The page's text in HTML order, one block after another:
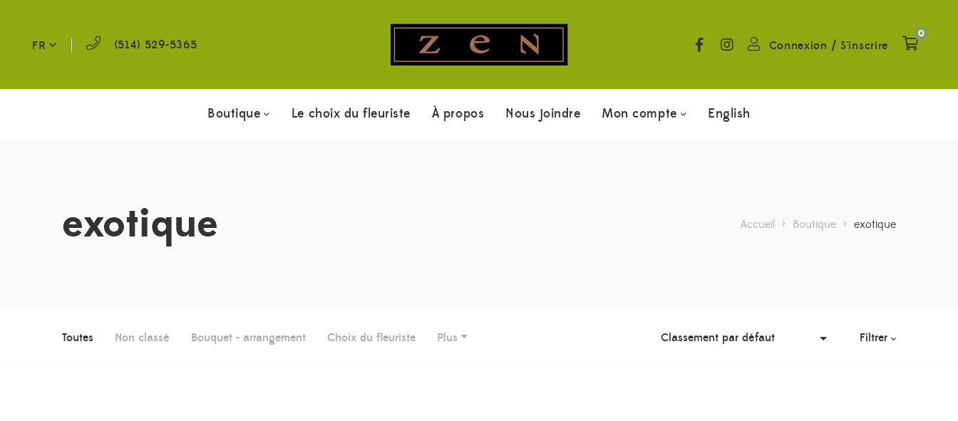
FR (514) 529-5365 Connexion / S'inscrire
0
Boutique Le choix du fleuriste À propos Nous joindre Mon compte English
exotique Accueil > Boutique > exotique
Toutes Non classé Bouquet - arrangement Choix du fleuriste Plus Filtrer